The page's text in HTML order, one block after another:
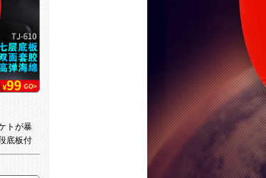
トが暴
底板付